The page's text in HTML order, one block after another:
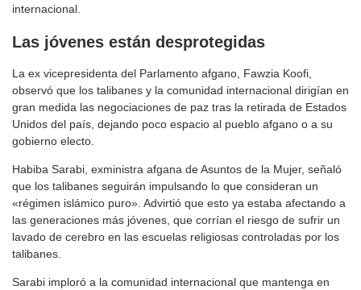
internacional.
Las jóvenes están desprotegidas
La ex vicepresidenta del Parlamento afgano, Fawzia Koofi,
observó que los talibanes y la comunidad internacional dirigían en
gran medida las negociaciones de paz tras la retirada de Estados
Unidos del país, dejando poco espacio al pueblo afgano o a su
gobierno electo.
Habiba Sarabi, exministra afgana de Asuntos de la Mujer, señaló
que los talibanes seguirán impulsando lo que consideran un
«régimen islámico puro». Advirtió que esto ya estaba afectando a
las generaciones más jóvenes, que corrían el riesgo de sufrir un
lavado de cerebro en las escuelas religiosas controladas por los
talibanes.
Sarabi imploró a la comunidad internacional que mantenga en